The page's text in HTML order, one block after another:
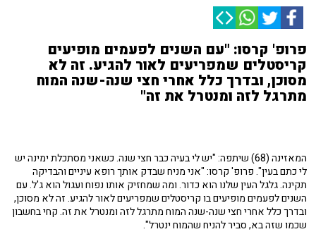
פרופ' קרסו: "עם השנים לפעמים מופיעים
קריסטלים שמפריעים לאור להגיע. זה לא
מסוכן, ובדרך כלל אחרי חצי שנה-שנה המוח
מתרגל לזה ומנטרל את זה"
המאזינה (68) שיתפה: "יש לי בעיה כבר חצי שנה. כשאני מסתכלת ימינה יש
לי כתם בעין". פרופ' קרסו: "אני מניח שבדק אותך רופא עיניים והבדיקה
תקינה. גלגל העין שלנו הוא כדור. ומה שמחזיק אותו נפוח ועגול הוא ג'ל. עם
השנים לפעמים מופיעים בו קריסטלים שמפריעים לאור להגיע. זה לא מסוכן,
ובדרך כלל אחרי חצי שנה-שנה המוח מתרגל לזה ומנטרל את זה. קחי בחשבון
שכמו שזה בא, סביר להניח שהמוח ינטרל".